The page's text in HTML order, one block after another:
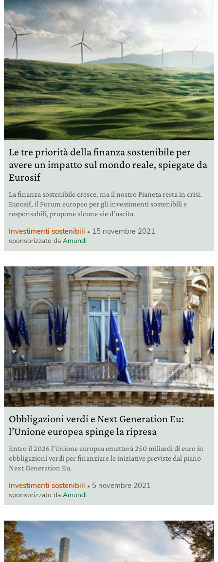
Le tre priorità della finanza sostenibile per
avere un impatto sul mondo reale, spiegate da
Eurosif
La finanza sostenibile cresce, ma il nostro Pianeta resta in crisi.
Eurosif, il Forum europeo per gli investimenti sostenibili e
responsabili, propone alcune vie d’uscita.
Investimenti sostenibili 15 novembre 2021
sponsorizzato da Amundi
Obbligazioni verdi e Next Generation Eu:
l’Unione europea spinge la ripresa
Entro il 2026 l’Unione europea emetterà 250 miliardi di euro in
obbligazioni verdi per finanziare le iniziative previste dal piano
Next Generation Eu.
Investimenti sostenibili 5 novembre 2021
sponsorizzato da Amundi